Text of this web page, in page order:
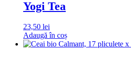
Yogi Tea
23,50 lei
Adaugă în coș